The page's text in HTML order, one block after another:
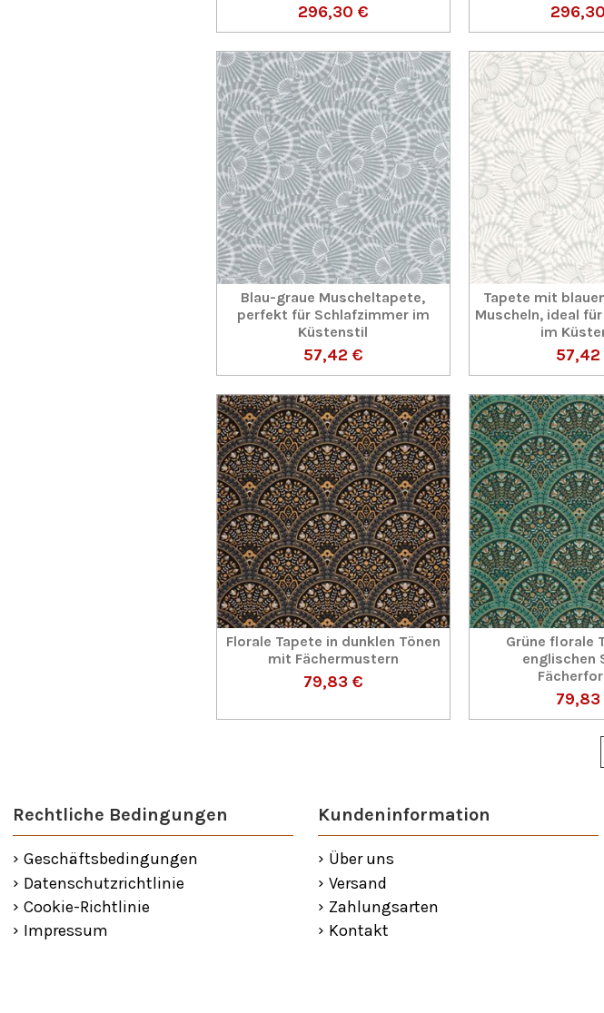
296,30 €
Blau-graue Muscheltapete,
perfekt für Schlafzimmer im
Küstenstil
57,42 €
Tapete mit
Muscheln, ideal
im
57,42
Florale Tapete in dunklen Tönen
mit Fächermustern
79,83 €
Grüne florale
englischen
79,83
Rechtliche Bedingungen
Geschäftsbedingungen
Datenschutzrichtlinie
Cookie-Richtlinie
Impressum
Kundeninformation
Über uns
Versand
Zahlungsarten
Kontakt